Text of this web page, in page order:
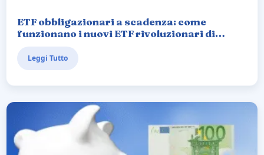
ETF obbligazionari a scadenza: come
funzionano i nuovi ETF rivoluzionari di
iShares iBonds?
Leggi Tutto